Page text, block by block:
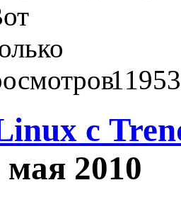
11953
с
мая 2010